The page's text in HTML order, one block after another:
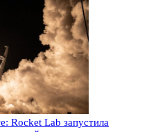
Rocket Lab запустила